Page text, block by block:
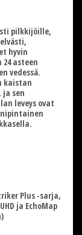
pilkkijöille,
hyvin
asteen
vedessä.
kaistan
ja sen
leveys ovat
Plus -sarja,
ja EchoMap